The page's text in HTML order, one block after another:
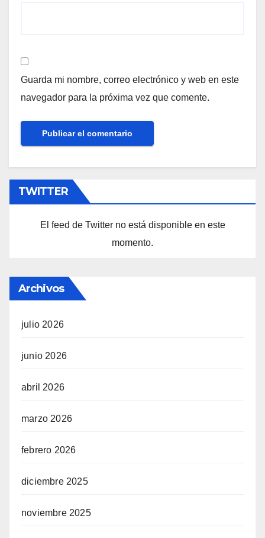
Guarda mi nombre, correo electrónico y web en este
navegador para la próxima vez que comente.
TWITTER
El feed de Twitter no está disponible en este
momento.
Archivos
julio 2026
junio 2026
abril 2026
marzo 2026
febrero 2026
diciembre 2025
noviembre 2025